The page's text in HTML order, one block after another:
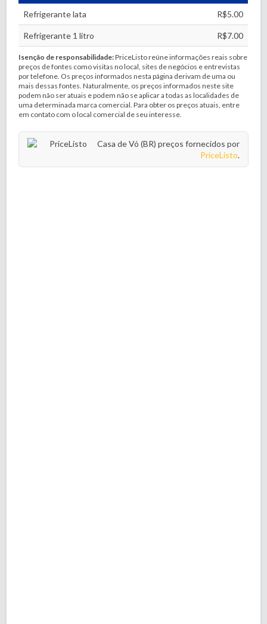
Refrigerante lata R$5.00
Refrigerante 1 litro R$7.00
Isenção de responsabilidade:PriceListo reúne informações reais sobre
preços de fontes como visitas no local, sites de negócios e entrevistas
por telefone. Os preços informados nesta página derivam de uma ou
mais dessas fontes. Naturalmente, os preços informados neste site
podem não ser atuais e podem não se aplicar a todas as localidades de
uma determinada marca comercial. Para obter os preços atuais, entre
em contato com o local comercial de seu interesse.
Casa de Vó (BR) preços fornecidos por
PriceListo.